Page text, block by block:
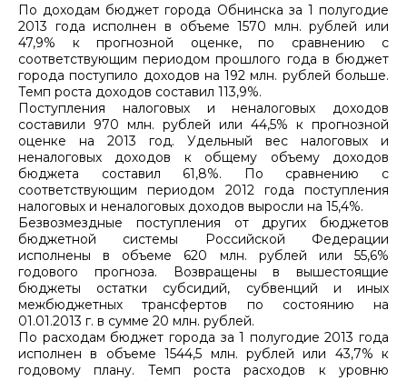
По доходам бюджет города Обнинска за 1 полугодие
2013 года исполнен в объеме 1570 млн. рублей или
47,9% к прогнозной оценке, по сравнению с
соответствующим периодом прошлого года в бюджет
города поступило доходов на 192 млн. рублей больше.
Темп роста доходов составил 113,9%.
Поступления налоговых и неналоговых доходов
составили 970 млн. рублей или 44,5% к прогнозной
оценке на 2013 год. Удельный вес налоговых и
неналоговых доходов к общему объему доходов
бюджета составил 61,8%. По сравнению с
соответствующим периодом 2012 года поступления
налоговых и неналоговых доходов выросли на 15,4%.
Безвозмездные поступления от других бюджетов
бюджетной системы Российской Федерации
исполнены в объеме 620 млн. рублей или 55,6%
годового прогноза. Возвращены в вышестоящие
бюджеты остатки субсидий, субвенций и иных
межбюджетных трансфертов по состоянию на
01.01.2013 г. в сумме 20 млн. рублей.
По расходам бюджет города за 1 полугодие 2013 года
исполнен в объеме 1544,5 млн. рублей или 43,7% к
годовому плану. Темп роста расходов к уровню